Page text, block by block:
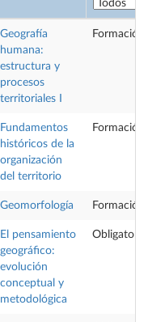
Geografía
humana:
estructura y
procesos
territoriales I
Formación
Fundamentos
históricos de la
organización
del territorio
Formación
Geomorfología Formación
El pensamiento
geográfico:
evolución
conceptual y
metodológica
Obligatoria